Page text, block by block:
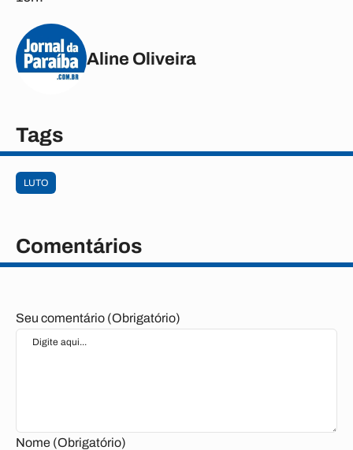
Aline Oliveira
Tags
LUTO
Comentários
Seu comentário (Obrigatório)
Nome (Obrigatório)